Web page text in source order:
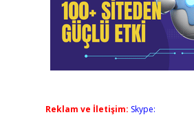
Reklam ve İletişim: Skype: